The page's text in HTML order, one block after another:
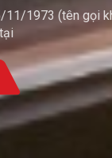
1973 (tên gọi